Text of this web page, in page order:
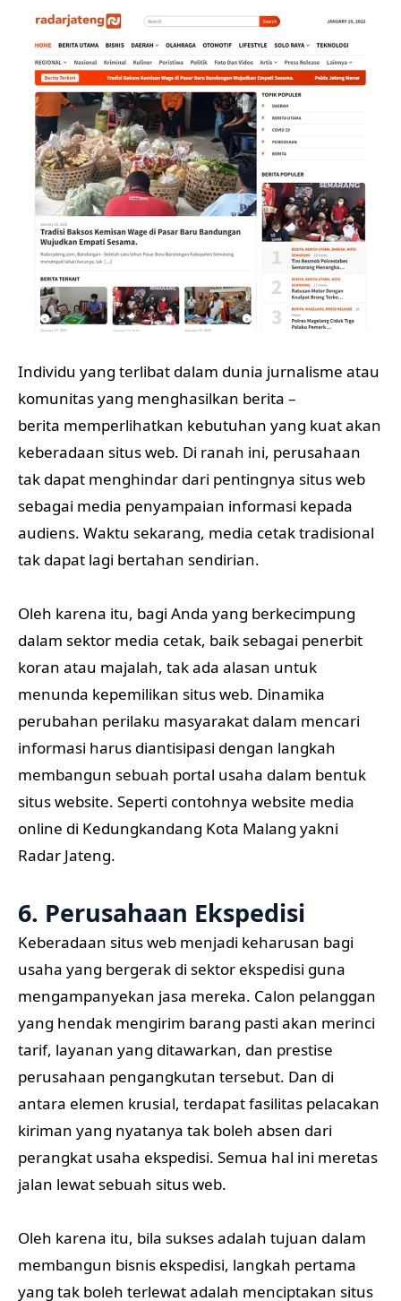
Individu yang terlibat dalam dunia jurnalisme atau
komunitas yang menghasilkan berita –
berita memperlihatkan kebutuhan yang kuat akan
keberadaan situs web. Di ranah ini, perusahaan
tak dapat menghindar dari pentingnya situs web
sebagai media penyampaian informasi kepada
audiens. Waktu sekarang, media cetak tradisional
tak dapat lagi bertahan sendirian.
Oleh karena itu, bagi Anda yang berkecimpung
dalam sektor media cetak, baik sebagai penerbit
koran atau majalah, tak ada alasan untuk
menunda kepemilikan situs web. Dinamika
perubahan perilaku masyarakat dalam mencari
informasi harus diantisipasi dengan langkah
membangun sebuah portal usaha dalam bentuk
situs website. Seperti contohnya website media
online di Kedungkandang Kota Malang yakni
Radar Jateng.
6. Perusahaan Ekspedisi
Keberadaan situs web menjadi keharusan bagi
usaha yang bergerak di sektor ekspedisi guna
mengampanyekan jasa mereka. Calon pelanggan
yang hendak mengirim barang pasti akan merinci
tarif, layanan yang ditawarkan, dan prestise
perusahaan pengangkutan tersebut. Dan di
antara elemen krusial, terdapat fasilitas pelacakan
kiriman yang nyatanya tak boleh absen dari
perangkat usaha ekspedisi. Semua hal ini meretas
jalan lewat sebuah situs web.
Oleh karena itu, bila sukses adalah tujuan dalam
membangun bisnis ekspedisi, langkah pertama
yang tak boleh terlewat adalah menciptakan situs